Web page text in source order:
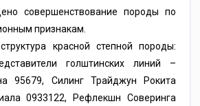
совершенствование породы по
признакам.
красной степной породы:
голштинских линий –
95679, Силинг Трайджун Рокита
0933122, Рефлекшн Соверинга